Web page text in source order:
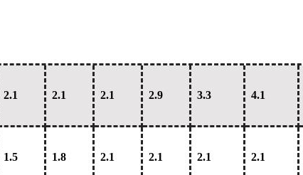
2.1 2.1 2.1 2.9 3.3 4.1
1.5 1.8 2.1 2.1 2.1 2.1